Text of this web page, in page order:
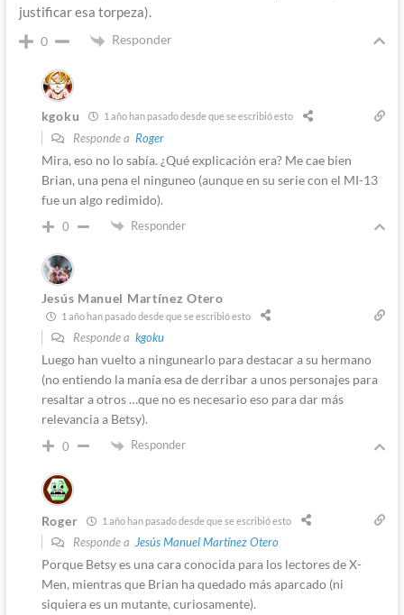
justificar esa torpeza).
0 Responder
kgoku 1 año han pasado desde que se escribió esto
Responde a Roger
Mira, eso no lo sabía. ¿Qué explicación era? Me cae bien
Brian, una pena el ninguneo (aunque en su serie con el MI-13
fue un algo redimido).
0 Responder
Jesús Manuel Martínez Otero
1 año han pasado desde que se escribió esto
Responde a kgoku
Luego han vuelto a ningunearlo para destacar a su hermano
(no entiendo la manía esa de derribar a unos personajes para
resaltar a otros …que no es necesario eso para dar más
relevancia a Betsy).
0 Responder
Roger 1 año han pasado desde que se escribió esto
Responde a Jesús Manuel Martínez Otero
Porque Betsy es una cara conocida para los lectores de X-
Men, mientras que Brian ha quedado más aparcado (ni
siquiera es un mutante, curiosamente).